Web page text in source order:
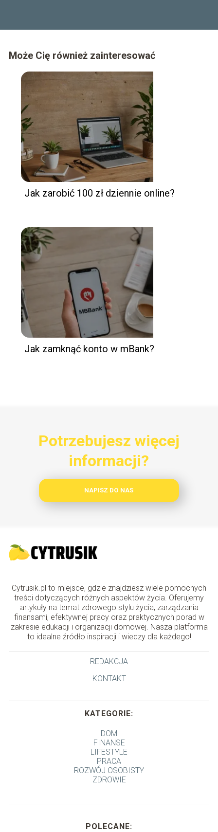
Może Cię również zainteresować
Jak zarobić 100 zł dziennie online?
Jak zamknąć konto w mBank?
Potrzebujesz więcej
informacji?
NAPISZ DO NAS
Cytrusik.pl to miejsce, gdzie znajdziesz wiele pomocnych
treści dotyczących różnych aspektów życia. Oferujemy
artykuły na temat zdrowego stylu życia, zarządzania
finansami, efektywnej pracy oraz praktycznych porad w
zakresie edukacji i organizacji domowej. Nasza platforma
to idealne źródło inspiracji i wiedzy dla każdego!
REDAKCJA
KONTAKT
KATEGORIE:
DOM
FINANSE
LIFESTYLE
PRACA
ROZWÓJ OSOBISTY
ZDROWIE
POLECANE: